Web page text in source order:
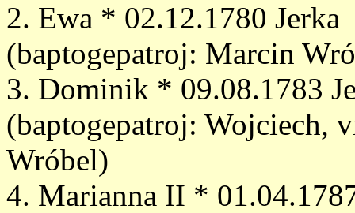
2. Ewa * 02.12.1780 Jerka
(baptogepatroj: Marcin
3. Dominik * 09.08.1783
(baptogepatroj: Wojciech,
Wróbel)
4. Marianna II *